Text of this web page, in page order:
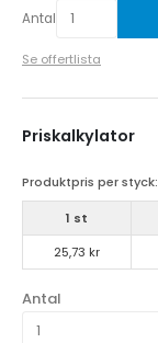
Antal
Se offertlista
Priskalkylator
Produktpris per styck:
1 st
25,73 kr
Antal